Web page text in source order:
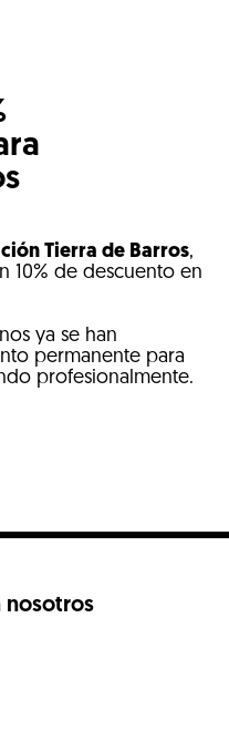
Tierra de Barros,
10% de descuento en
ya se han
permanente para
profesionalmente.
nosotros